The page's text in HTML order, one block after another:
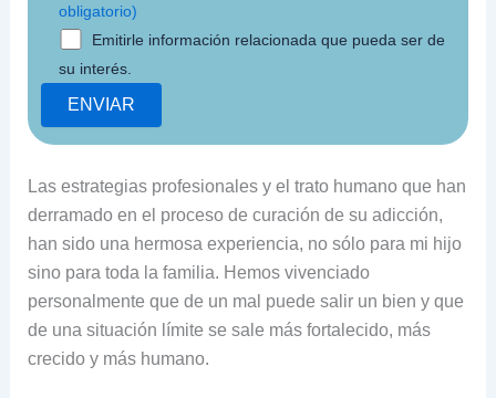
obligatorio)
Emitirle información relacionada que pueda ser de
su interés.
Las estrategias profesionales y el trato humano que han
derramado en el proceso de curación de su adicción,
han sido una hermosa experiencia, no sólo para mi hijo
sino para toda la familia. Hemos vivenciado
personalmente que de un mal puede salir un bien y que
de una situación límite se sale más fortalecido, más
crecido y más humano.